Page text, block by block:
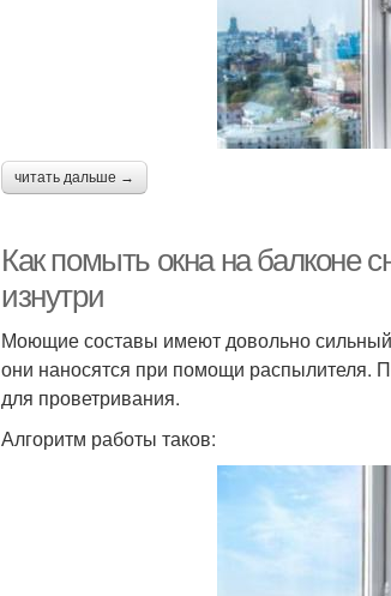
читать дальше →
Как помыть окна на балконе
изнутри
Моющие составы имеют довольно сильный
они наносятся при помощи распылителя.
для проветривания.
Алгоритм работы таков: